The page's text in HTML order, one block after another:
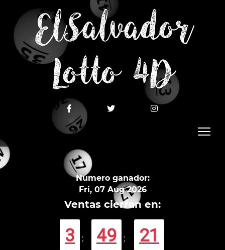
ElSalvador
Lotto 4D
Numero ganador:
Fri, 07 Aug 2026
Ventas cierran en:
3 : 49 : 21